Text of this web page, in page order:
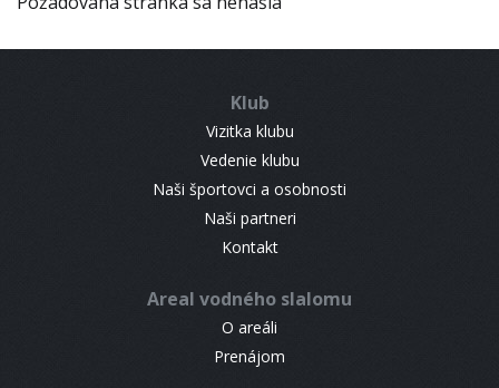
Klub
Vizitka klubu
Vedenie klubu
Naši športovci a osobnosti
Naši partneri
Kontakt
Areal vodného slalomu
O areáli
Prenájom
CONTACT